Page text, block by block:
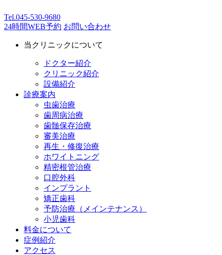
Tel.045-530-9680
24時間WEB予約 お問い合わせ
当クリニックについて
ドクター紹介
クリニック紹介
設備紹介
診療案内
虫歯治療
歯周病治療
歯髄保存治療
審美治療
再生・修復治療
ホワイトニング
精密根管治療
口腔外科
インプラント
矯正歯科
予防治療（メインテナンス）
小児歯科
料金について
症例紹介
アクセス